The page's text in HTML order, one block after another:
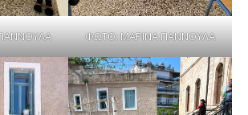
ΦΩΤΟ: ΜΑΡΙΝΑ ΓΙΑΝΝΟΥΛΑ